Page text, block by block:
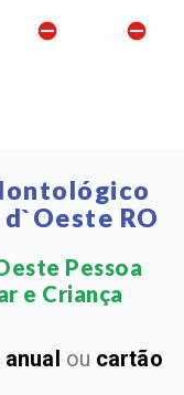
RO
Pessoa
e Criança​
ou cartão